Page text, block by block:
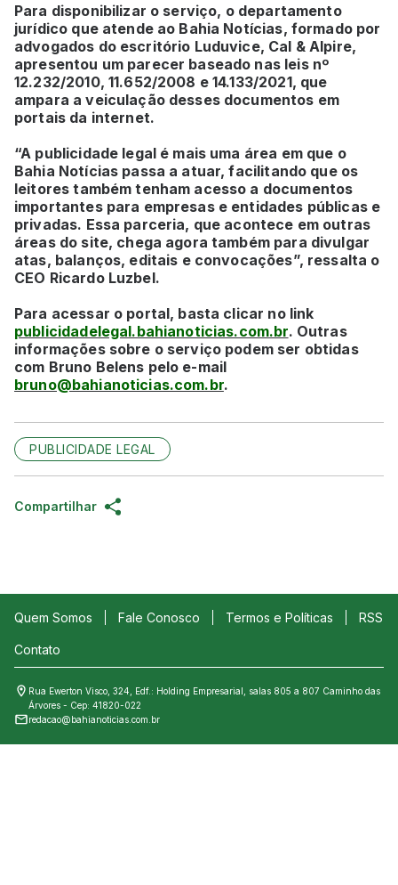
Para disponibilizar o serviço, o departamento
jurídico que atende ao Bahia Notícias, formado por
advogados do escritório Luduvice, Cal & Alpire,
apresentou um parecer baseado nas leis nº
12.232/2010, 11.652/2008 e 14.133/2021, que
ampara a veiculação desses documentos em
portais da internet.
“A publicidade legal é mais uma área em que o
Bahia Notícias passa a atuar, facilitando que os
leitores também tenham acesso a documentos
importantes para empresas e entidades públicas e
privadas. Essa parceria, que acontece em outras
áreas do site, chega agora também para divulgar
atas, balanços, editais e convocações”, ressalta o
CEO Ricardo Luzbel.
Para acessar o portal, basta clicar no link
publicidadelegal.bahianoticias.com.br. Outras
informações sobre o serviço podem ser obtidas
com Bruno Belens pelo e-mail
bruno@bahianoticias.com.br.
PUBLICIDADE LEGAL
Compartilhar
Quem Somos Fale Conosco Termos e Políticas RSS
Contato
Rua Ewerton Visco, 324, Edf.: Holding Empresarial, salas 805 a 807 Caminho das
Árvores - Cep: 41820-022
redacao@bahianoticias.com.br